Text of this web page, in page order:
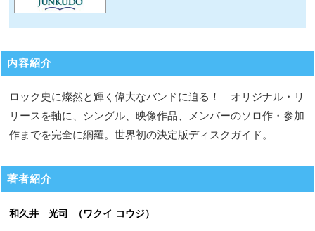
内容紹介
ロック史に燦然と輝く偉大なバンドに迫る！ オリジナル・リ
リースを軸に、シングル、映像作品、メンバーのソロ作・参加
作までを完全に網羅。世界初の決定版ディスクガイド。
著者紹介
和久井 光司 （ワクイ コウジ）